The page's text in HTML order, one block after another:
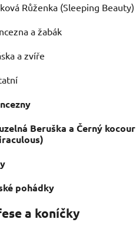
Růženka (Sleeping Beauty)
a žabák
a zvíře
Beruška a Černý kocour
pohádky
a koníčky